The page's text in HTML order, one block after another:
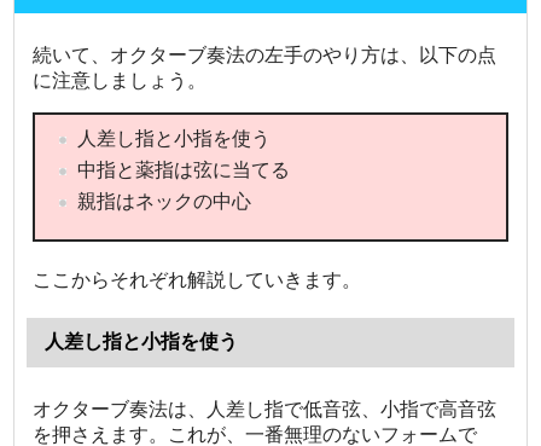
続いて、オクターブ奏法の左手のやり方は、以下の点
に注意しましょう。
人差し指と小指を使う
中指と薬指は弦に当てる
親指はネックの中心
ここからそれぞれ解説していきます。
人差し指と小指を使う
オクターブ奏法は、人差し指で低音弦、小指で高音弦
を押さえます。これが、一番無理のないフォームで